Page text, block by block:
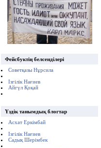
Фейсбуктің белсенділері
Советқазы Нұрсила
Ізгілік Нағиев
Айгүл Қоқай
Үздік танымдық блогтар
Асхат Еркімбай
Ізгілік Нағиев
Садық Шерімбек